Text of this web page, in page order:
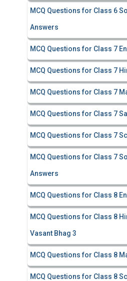
MCQ Questions for Class 6
Answers
MCQ Questions for Class 7
MCQ Questions for Class 7
MCQ Questions for Class 7
MCQ Questions for Class 7
MCQ Questions for Class 7
MCQ Questions for Class 7
Answers
MCQ Questions for Class 8
MCQ Questions for Class 8
Vasant Bhag 3
MCQ Questions for Class 8
MCQ Questions for Class 8